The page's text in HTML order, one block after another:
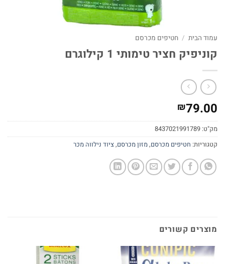
עמוד הבית / חטיפים מכרסם
קוניפיק חציר טימותי 1 קילוגרם
₪79.00
מק"ט: 8437021991789
קטגוריות: חטיפים מכרסם,מזון מכרסם,ציוד נילווה מכר
מוצרים קשורים